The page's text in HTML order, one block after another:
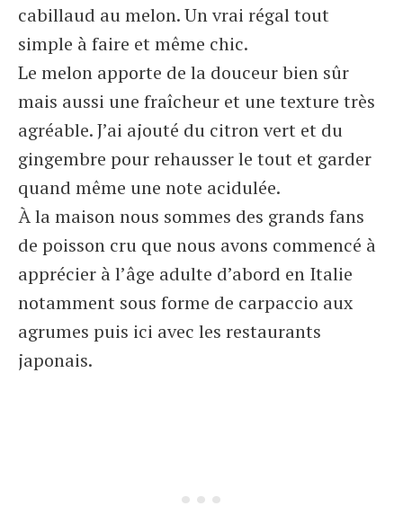
cabillaud au melon. Un vrai régal tout
simple à faire et même chic.
Le melon apporte de la douceur bien sûr
mais aussi une fraîcheur et une texture très
agréable. J’ai ajouté du citron vert et du
gingembre pour rehausser le tout et garder
quand même une note acidulée.
À la maison nous sommes des grands fans
de poisson cru que nous avons commencé à
apprécier à l’âge adulte d’abord en Italie
notamment sous forme de carpaccio aux
agrumes puis ici avec les restaurants
japonais.